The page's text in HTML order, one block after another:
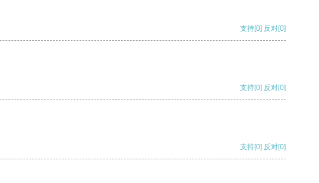
支持[0] 反对[0]
支持[0] 反对[0]
支持[0] 反对[0]